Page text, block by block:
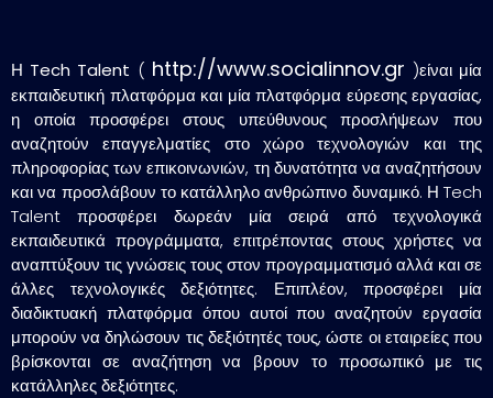
Η Tech Talent ( http://www.socialinnov.gr )είναι μία
εκπαιδευτική πλατφόρμα και μία πλατφόρμα εύρεσης εργασίας,
η οποία προσφέρει στους υπεύθυνους προσλήψεων που
αναζητούν επαγγελματίες στο χώρο τεχνολογιών και της
πληροφορίας των επικοινωνιών, τη δυνατότητα να αναζητήσουν
και να προσλάβουν το κατάλληλο ανθρώπινο δυναμικό. Η Tech
Talent προσφέρει δωρεάν μία σειρά από τεχνολογικά
εκπαιδευτικά προγράμματα, επιτρέποντας στους χρήστες να
αναπτύξουν τις γνώσεις τους στον προγραμματισμό αλλά και σε
άλλες τεχνολογικές δεξιότητες. Επιπλέον, προσφέρει μία
διαδικτυακή πλατφόρμα όπου αυτοί που αναζητούν εργασία
μπορούν να δηλώσουν τις δεξιότητές τους, ώστε οι εταιρείες που
βρίσκονται σε αναζήτηση να βρουν το προσωπικό με τις
κατάλληλες δεξιότητες.